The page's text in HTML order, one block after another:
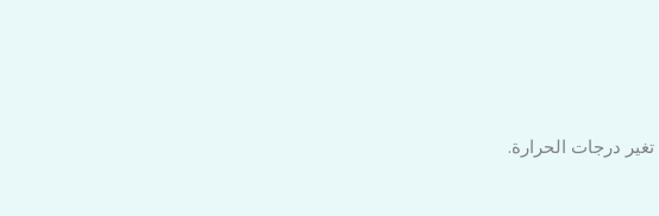
درجات الحرارة.